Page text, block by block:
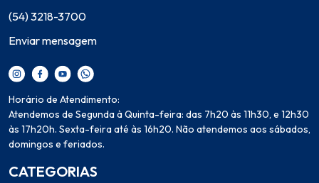
(54) 3218-3700
Enviar mensagem
Horário de Atendimento:
Atendemos de Segunda à Quinta-feira: das 7h20 às 11h30, e 12h30
às 17h20h. Sexta-feira até às 16h20. Não atendemos aos sábados,
domingos e feriados.
CATEGORIAS